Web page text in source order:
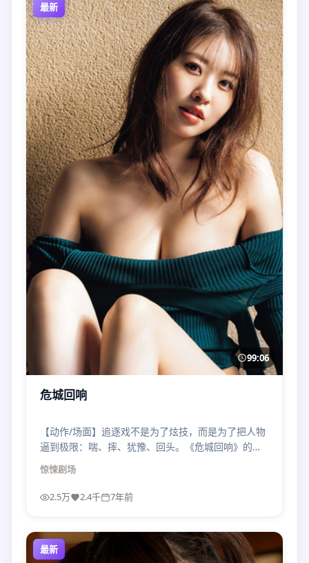
最新
99:06
危城回响
【动作/场面】追逐戏不是为了炫技，而是为了把人物
逼到极限：喘、摔、犹豫、回头。《危城回响》的惊
悚场面有痛感。
惊悚剧场
2.5万 2.4千 7年前
最新